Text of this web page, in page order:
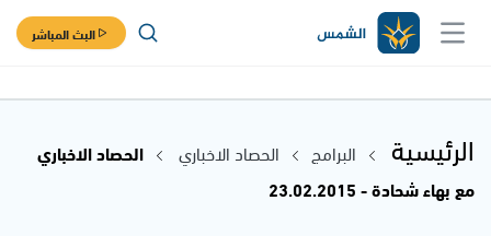
البث المباشر
الرئيسية البرامج الحصاد الاخباري
الحصاد الاخباري
مع بهاء شحادة - 23.02.2015